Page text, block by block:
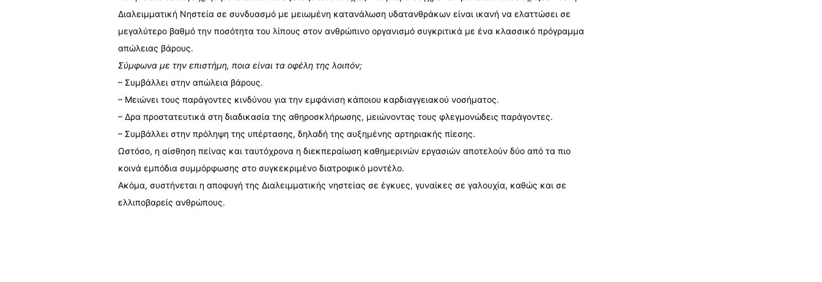
Διαλειμματική Νηστεία σε συνδυασμό με μειωμένη κατανάλωση υδατανθράκων είναι ικανή να ελαττώσει σε
μεγαλύτερο βαθμό την ποσότητα του λίπους στον ανθρώπινο οργανισμό συγκριτικά με ένα κλασσικό πρόγραμμα
απώλειας βάρους.
Σύμφωνα με την επιστήμη, ποια είναι τα οφέλη της λοιπόν;
– Συμβάλλει στην απώλεια βάρους.
– Μειώνει τους παράγοντες κινδύνου για την εμφάνιση κάποιου καρδιαγγειακού νοσήματος.
– Δρα προστατευτικά στη διαδικασία της αθηροσκλήρωσης, μειώνοντας τους φλεγμονώδεις παράγοντες.
– Συμβάλλει στην πρόληψη της υπέρτασης, δηλαδή της αυξημένης αρτηριακής πίεσης.
Ωστόσο, η αίσθηση πείνας και ταυτόχρονα η διεκπεραίωση καθημερινών εργασιών αποτελούν δύο από τα πιο
κοινά εμπόδια συμμόρφωσης στο συγκεκριμένο διατροφικό μοντέλο.
Ακόμα, συστήνεται η αποφυγή της Διαλειμματικής νηστείας σε έγκυες, γυναίκες σε γαλουχία, καθώς και σε
ελλιποβαρείς ανθρώπους.